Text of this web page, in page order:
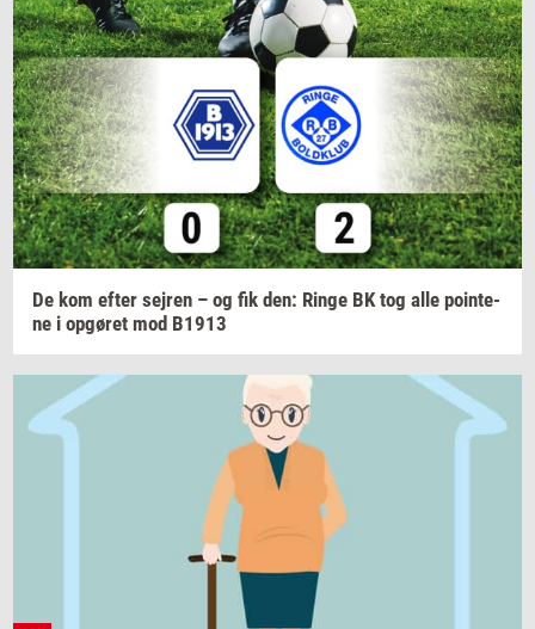
De kom efter sej­ren – og fik den: Ringe BK tog alle po­in­te­
ne i op­gø­ret mod B1913